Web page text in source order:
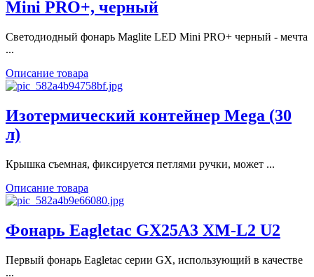
Mini PRO+, черный
Светодиодный фонарь Maglite LED Mini PRO+ черный - мечта
...
Описание товара
Изотермический контейнер Mega (30
л)
Крышка съемная, фиксируется петлями ручки, может ...
Описание товара
Фонарь Eagletac GX25A3 XM-L2 U2
Первый фонарь Eagletac серии GX, использующий в качестве
...